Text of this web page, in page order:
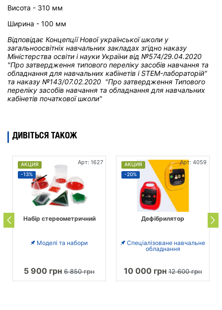
Висота - 310 мм
Ширина - 100 мм
Відповідає Концепції Нової української школи у
загальноосвітніх навчальних закладах згідно наказу
Міністерства освіти і науки України від №574/29.04.2020
"Про затвердження типового переліку засобів навчання та
обладнання для навчальних кабінетів і STEM-лабораторій"
та наказу №143/07.02.2020 "Про затвердження Типового
переліку засобів навчання та обладнання для навчальних
кабінетів початкової школи"
ДИВІТЬСЯ ТАКОЖ
АКЦИЯ
-13%
Арт: 1627
Набір стереометричний
Моделі та набори
5 900 грн 6 850 грн
АКЦИЯ
-20%
Арт: 4059
Дефібрилятор
Спеціалізоване навчальне
обладнання
10 000 грн12 600 грн